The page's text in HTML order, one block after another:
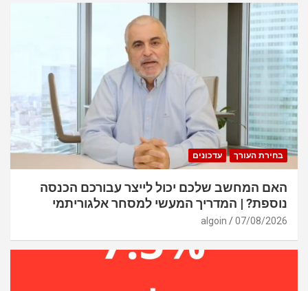
בחירת העורך עדכונים
האם המחשב שלכם יכול לייצר עבורכם הכנסה
נוספת? | המדריך המעשי למסחר אלגוריתמי
07/08/2026
algoin